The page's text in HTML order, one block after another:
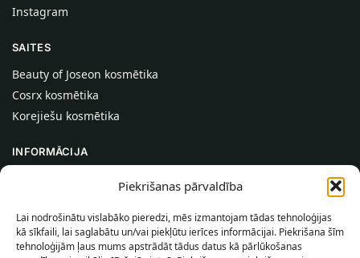
Piekrišanas pārvaldība
Lai nodrošinātu vislabāko pieredzi, mēs izmantojam tādas tehnoloģijas
kā sīkfaili, lai saglabātu un/vai piekļūtu ierīces informācijai. Piekrišana šīm
tehnoloģijām ļaus mums apstrādāt tādus datus kā pārlūkošanas
Instagram
SAITES
Beauty of Joseon kosmētika
Cosrx kosmētika
Korejiešu kosmētika
INFORMĀCIJA
Palīdzība
INFORMĀCIJA PIRCĒJAM